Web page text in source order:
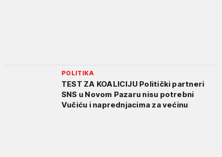
POLITIKA
TEST ZA KOALICIJU Politički partneri
SNS u Novom Pazaru nisu potrebni
Vučiću i naprednjacima za većinu